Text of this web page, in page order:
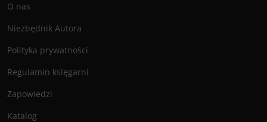
O nas
Niezbędnik Autora
Polityka prywatności
Regulamin księgarni
Zapowiedzi
Katalog